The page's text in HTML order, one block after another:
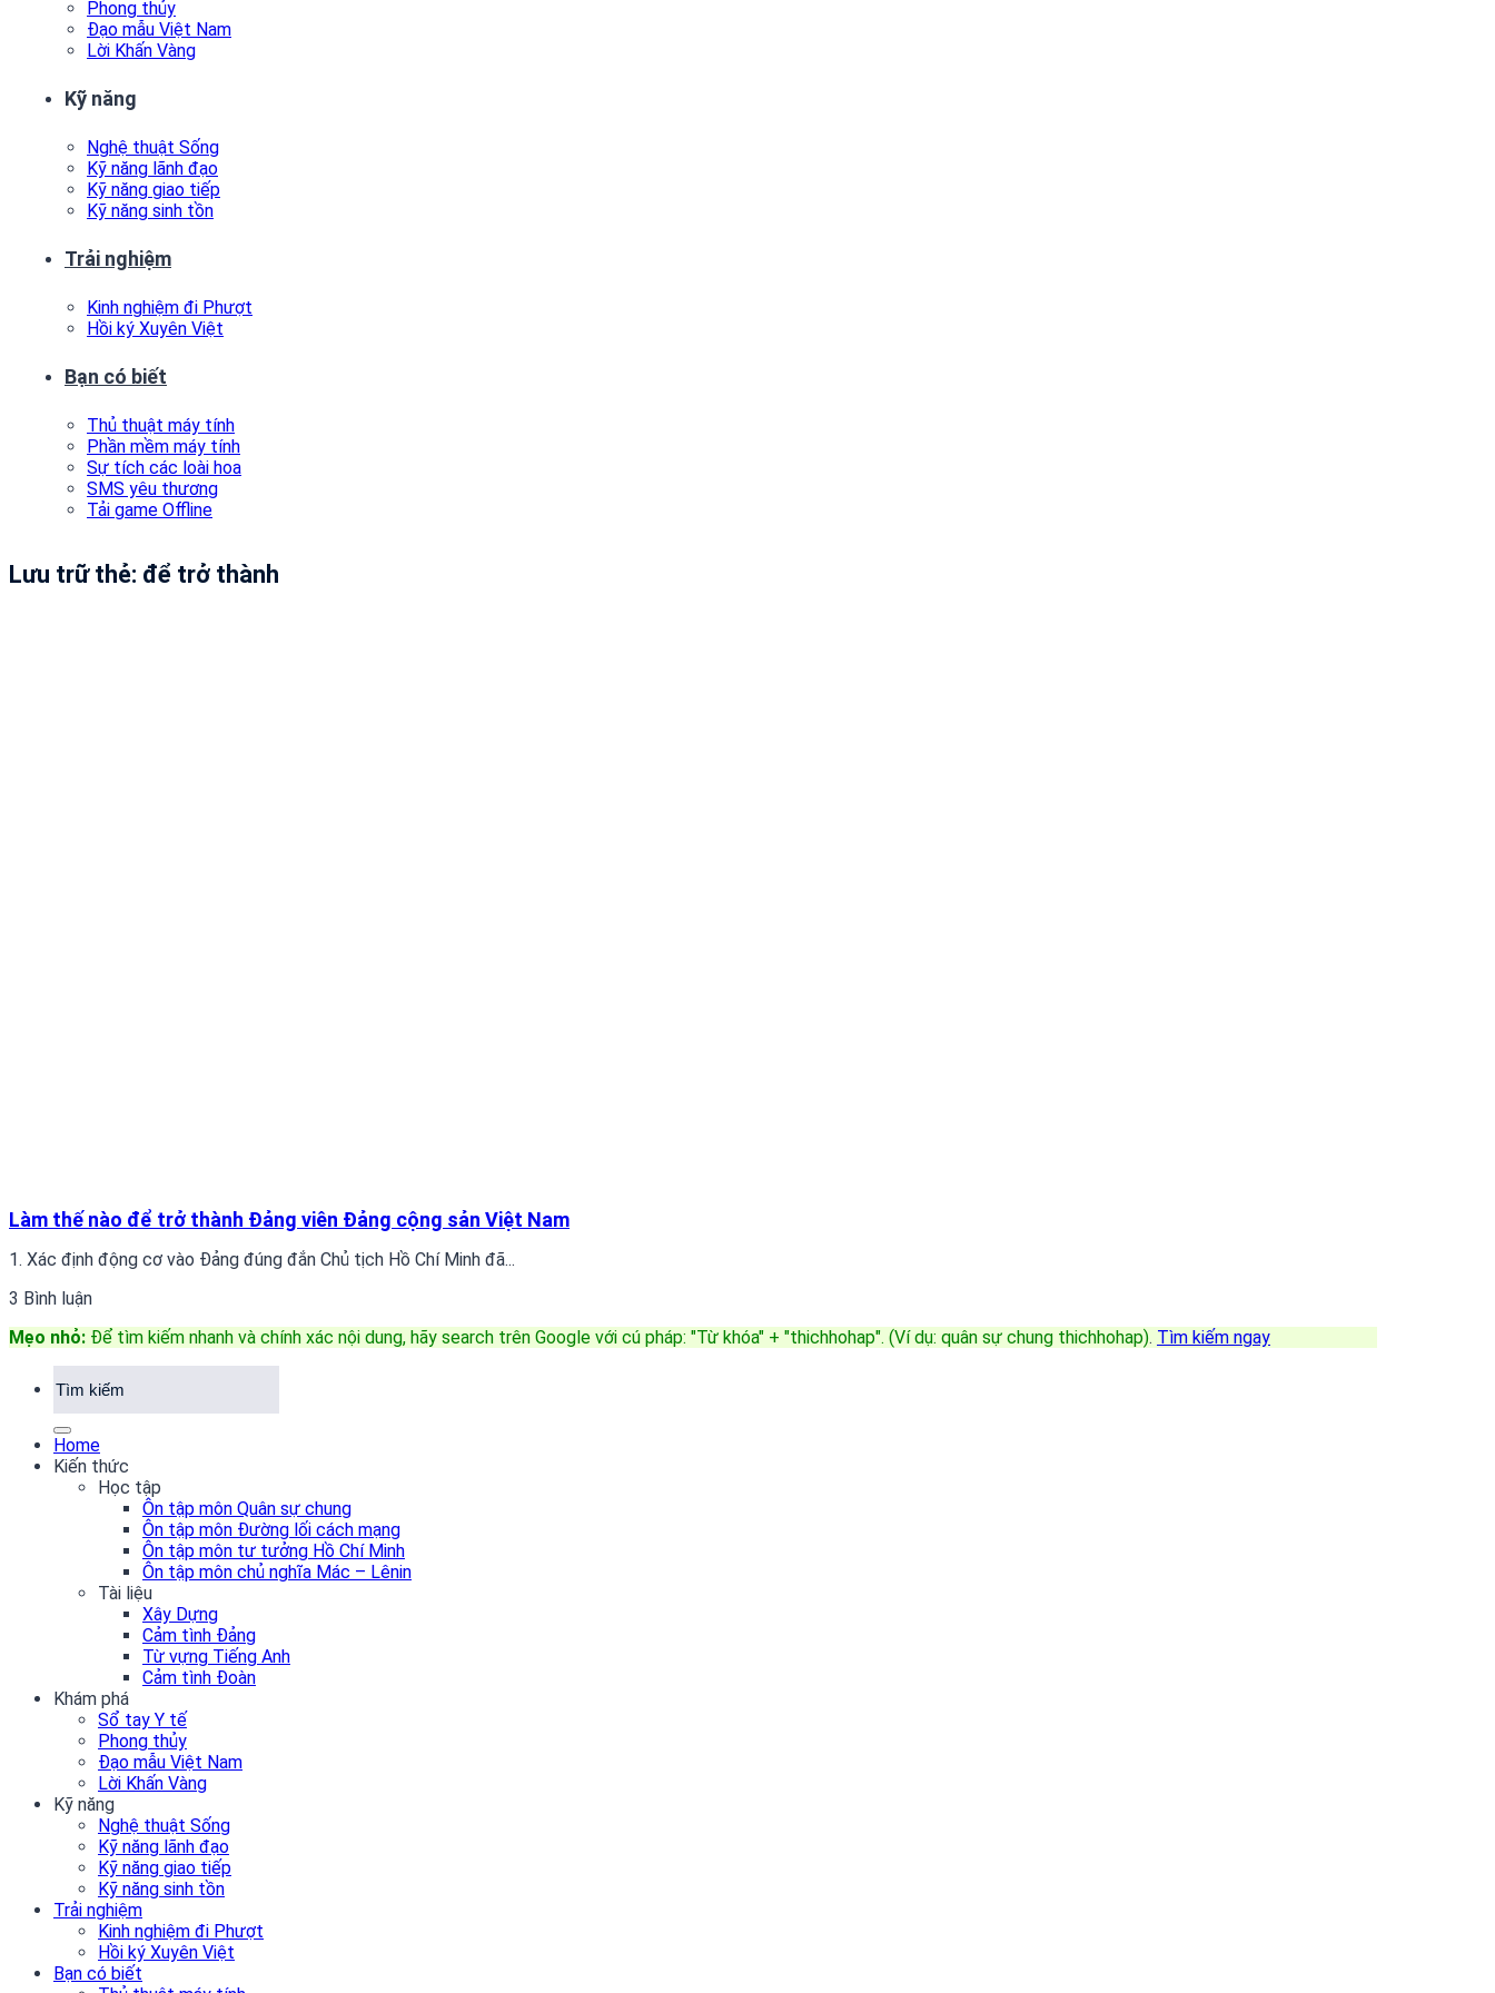
Phong thủy
Đạo mẫu Việt Nam
Lời Khấn Vàng
Kỹ năng
Nghệ thuật Sống
Kỹ năng lãnh đạo
Kỹ năng giao tiếp
Kỹ năng sinh tồn
Trải nghiệm
Kinh nghiệm đi Phượt
Hồi ký Xuyên Việt
Bạn có biết
Thủ thuật máy tính
Phần mềm máy tính
Sự tích các loài hoa
SMS yêu thương
Tải game Offline
Lưu trữ thẻ: để trở thành
Làm thế nào để trở thành Đảng viên Đảng cộng sản Việt Nam
1. Xác định động cơ vào Đảng đúng đắn Chủ tịch Hồ Chí Minh đã...
3 Bình luận
Mẹo nhỏ: Để tìm kiếm nhanh và chính xác nội dung, hãy search trên Google với cú pháp: "Từ khóa" + "thichhohap". (Ví dụ: quân sự chung thichhohap). Tìm kiếm ngay
Home
Kiến thức
Học tập
Ôn tập môn Quân sự chung
Ôn tập môn Đường lối cách mạng
Ôn tập môn tư tưởng Hồ Chí Minh
Ôn tập môn chủ nghĩa Mác – Lênin
Tài liệu
Xây Dựng
Cảm tình Đảng
Từ vựng Tiếng Anh
Cảm tình Đoàn
Khám phá
Sổ tay Y tế
Phong thủy
Đạo mẫu Việt Nam
Lời Khấn Vàng
Kỹ năng
Nghệ thuật Sống
Kỹ năng lãnh đạo
Kỹ năng giao tiếp
Kỹ năng sinh tồn
Trải nghiệm
Kinh nghiệm đi Phượt
Hồi ký Xuyên Việt
Bạn có biết